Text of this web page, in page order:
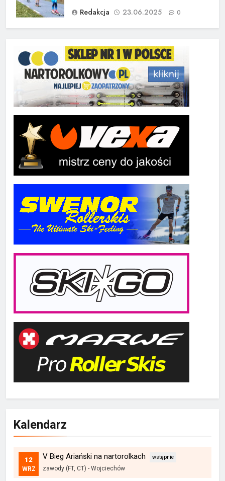
Redakcja
23.06.2025 0
Kalendarz
12
WRZ
V Bieg Ariański na nartorolkach
zawody (FT, CT) - Wojciechów